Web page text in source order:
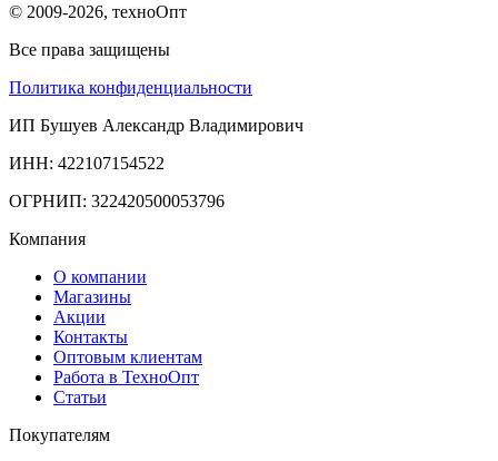
© 2009-2026, техноОпт
Все права защищены
Политика конфиденциальности
ИП Бушуев Александр Владимирович
ИНН: 422107154522
ОГРНИП: 322420500053796
Компания
О компании
Магазины
Акции
Контакты
Оптовым клиентам
Работа в ТехноОпт
Статьи
Покупателям